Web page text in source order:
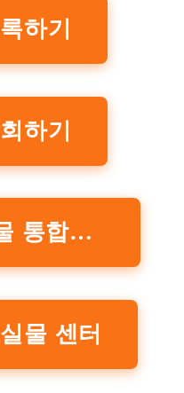
하기
하기
경찰청 유실물 통합포털
물 센터